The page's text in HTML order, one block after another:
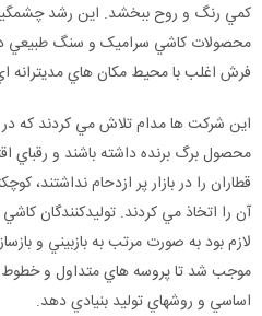
کمي رنگ و روح ببخشد. اين رشد
محصولات کاشي سراميک و سنگ طبيعي در
فرش اغلب با محيط مکان هاي مديترانه
اين شرکت ها مدام تلاش مي کردند که
محصول برگ برنده داشته باشند و رقباي
قطاران را در بازار پر ازدحام نداشتند،
آن را اتخاذ مي کردند. توليدکنندگان
لازم بود به صورت مرتب به بازبيني و
موجب شد تا پروسه هاي متداول و خطوط
اساسي و روشهاي توليد بنيادي دهد.